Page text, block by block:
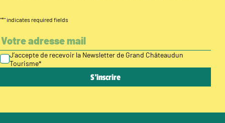
"*" indicates required fields
J’accepte de recevoir la Newsletter de Grand Châteaudun
Tourisme*